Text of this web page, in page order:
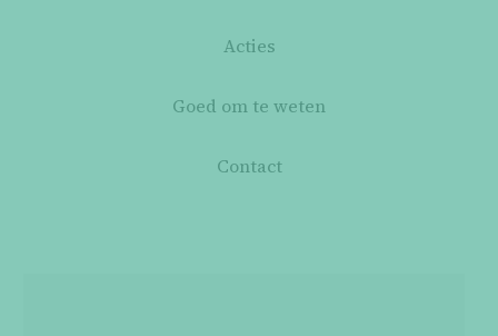
Acties
Goed om te weten
Contact